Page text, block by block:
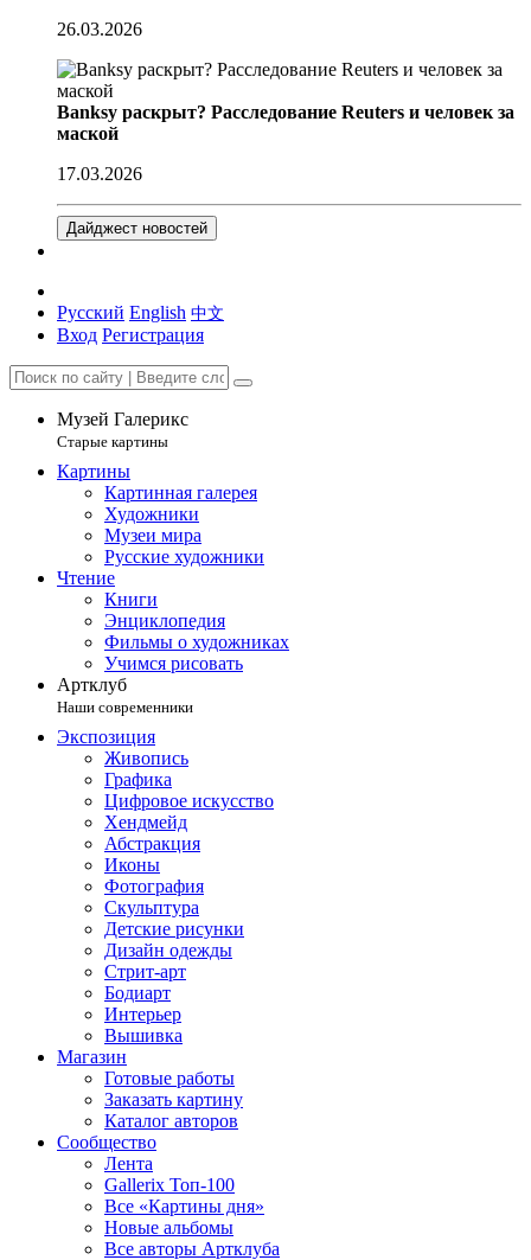
26.03.2026
Banksy раскрыт? Расследование Reuters и человек за
маской
17.03.2026
Дайджест новостей
Русский English 中文
Вход Регистрация
Музей Галерикс
Старые картины
Картины
Картинная галерея
Художники
Музеи мира
Русские художники
Чтение
Книги
Энциклопедия
Фильмы о художниках
Учимся рисовать
Артклуб
Наши современники
Экспозиция
Живопись
Графика
Цифровое искусство
Хендмейд
Абстракция
Иконы
Фотография
Скульптура
Детские рисунки
Дизайн одежды
Стрит-арт
Бодиарт
Интерьер
Вышивка
Магазин
Готовые работы
Заказать картину
Каталог авторов
Сообщество
Лента
Gallerix Топ-100
Все «Картины дня»
Новые альбомы
Все авторы Артклуба